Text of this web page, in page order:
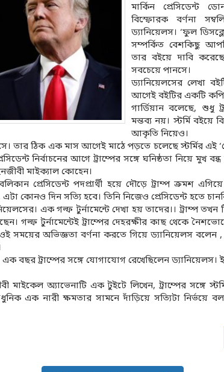
মার্কিন প্রেসিডেন্ট
বিস্ফোরক বর্ণনা
ড্যানিয়েলস। ‘ফুল
সম্পর্কিত বেশকিছু
তার বইয়ে দাবি
সবচেয়ে পানসে।
ড্যানিয়েলসের লেখা
আগেই বইটির একটি কপি
গার্ডিয়ান বলেছে, শুধু
মন্তব্য নয়। স্টর্মি বইয়ে
আকৃতি নিয়েও।
তার ঠিক এক মাস আগেই মাঠে পড়তে চলেছে স্টর্মির এই
নির্বাচনের আগে ট্রাম্পের সঙ্গে ঘনিষ্ঠতা নিয়ে মুখ
মাইক্যাল কোহেন।
প্রেসিডেন্ট পদপ্রার্থী হয়ে দৌড়ে ট্রাম্প ক্রমশ
কোনও দিন সত্যি হবে। তিনি নিজেও প্রেসিডেন্ট হতে
এক গল্ফ টুর্নামেন্টে দেখা হয় তাদের।। ট্রাম্প
গল্ফ টুর্নামেন্টেই ট্রাম্পের দেহরক্ষীর কাছ থেকে
সময়ের অভিজ্ঞতা বর্ণনা করতে গিয়ে ড্যানিয়েলস
বছর ট্রাম্পের সঙ্গে যোগাযোগ রেখেছিলেন ড্যানিয়েলস।
মাইকেল অ্যাভেনাটি এক টুইটে লিখেন, ট্রাম্পের সঙ্গে
এক নারী ক্ষমতার সামনে দাঁড়িয়ে সত্যিটা নির্ভয়ে